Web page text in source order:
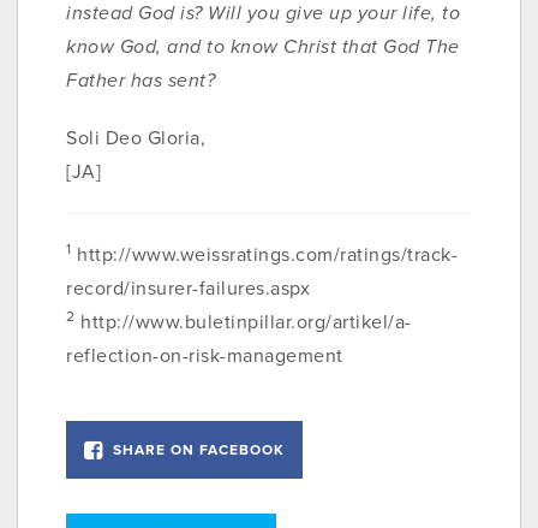
instead God is? Will you give up your life, to
know God, and to know Christ that God The
Father has sent?
Soli Deo Gloria,
[JA]
1 http://www.weissratings.com/ratings/track-
record/insurer-failures.aspx
2 http://www.buletinpillar.org/artikel/a-
reflection-on-risk-management
SHARE ON FACEBOOK